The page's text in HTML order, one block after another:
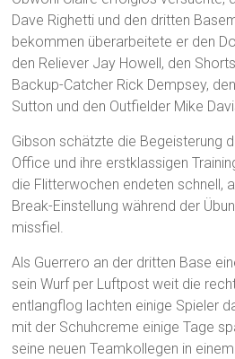
Dave Righetti und den dritten
bekommen überarbeitete er den
den Reliever Jay Howell, den
Backup-Catcher Rick Dempsey,
Sutton und den Outfielder Mike
Gibson schätzte die Begeisterung
Office und ihre erstklassigen
die Flitterwochen endeten schnell,
Break-Einstellung während der
missfiel.
Als Guerrero an der dritten Base
sein Wurf per Luftpost weit die
entlangflog lachten einige Spieler
mit der Schuhcreme einige Tage
seine neuen Teamkollegen in